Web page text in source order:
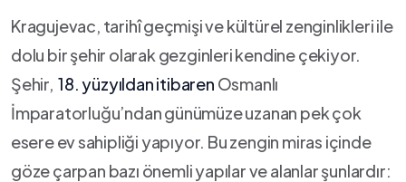
Kragujevac, tarihî ⁢geçmişi ve kültürel​ zenginlikleri ile
dolu bir şehir olarak gezginleri kendine çekiyor.⁤
Şehir, ⁤18. yüzyıldan ​itibaren ‍Osmanlı
İmparatorluğu’ndan günümüze uzanan pek çok
⁤esere ev ⁣sahipliği yapıyor. Bu zengin miras içinde‌
göze çarpan bazı önemli yapılar ‌ve alanlar şunlardır: